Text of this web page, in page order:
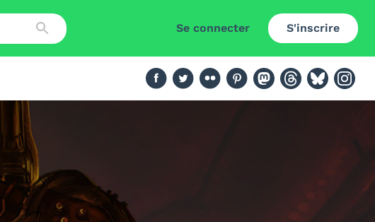
Se connecter S'inscrire